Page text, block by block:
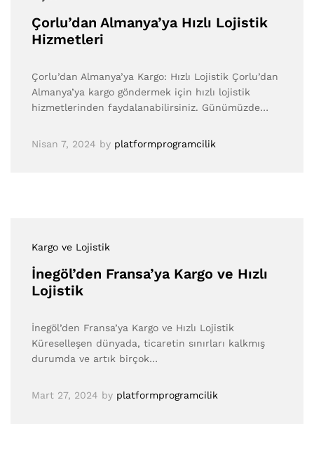
Çorlu’dan Almanya’ya Hızlı Lojistik
Hizmetleri
Çorlu’dan Almanya’ya Kargo: Hızlı Lojistik Çorlu’dan
Almanya’ya kargo göndermek için hızlı lojistik
hizmetlerinden faydalanabilirsiniz. Günümüzde…
Nisan 7, 2024 by platformprogramcilik
Kargo ve Lojistik
İnegöl’den Fransa’ya Kargo ve Hızlı
Lojistik
İnegöl’den Fransa’ya Kargo ve Hızlı Lojistik
Küreselleşen dünyada, ticaretin sınırları kalkmış
durumda ve artık birçok…
Mart 27, 2024 by platformprogramcilik